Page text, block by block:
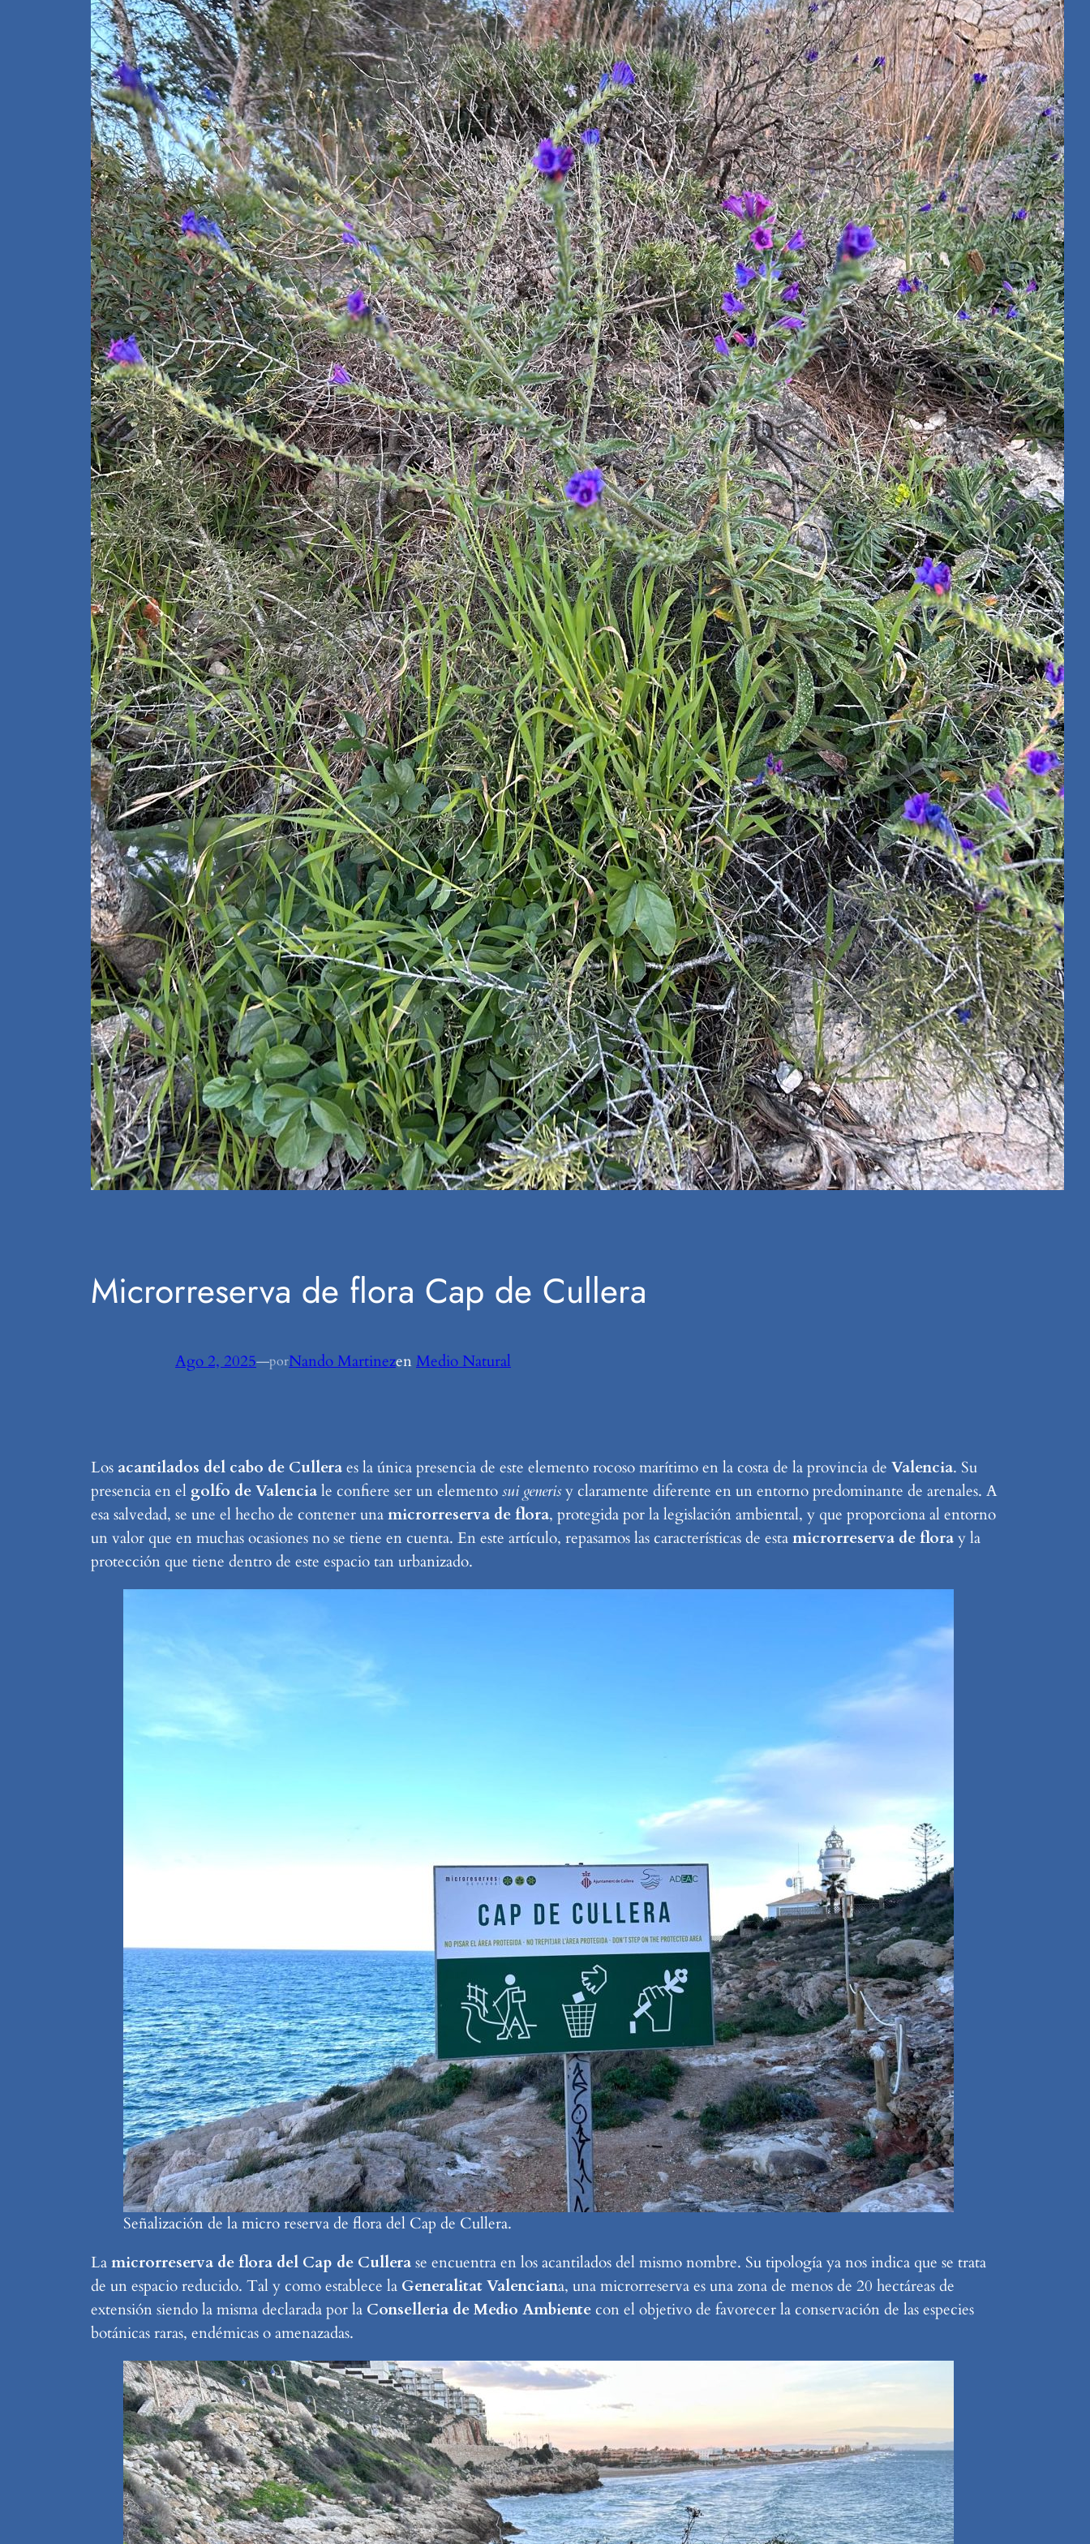
Microrreserva de flora Cap de Cullera
Ago 2, 2025—porNando MartinezenMedio Natural
Los acantilados del cabo de Culleraes la única presencia de este elemento rocoso marítimo en la costa de la provincia de Valencia. Su
presencia en el golfo de Valenciale confiere ser un elementosui generisy claramente diferente en un entorno predominante de arenales. A
esa salvedad, se une el hecho de contener unamicrorreserva de flora, protegida por la legislación ambiental, y que proporciona al entorno
un valor que en muchas ocasiones no se tiene en cuenta. En este artículo, repasamos las características de estamicrorreserva de floray la
protección que tiene dentro de este espacio tan urbanizado.
Señalización de la micro reserva de flora del Cap de Cullera.
Lamicrorreserva de flora del Cap de Cullerase encuentra en los acantilados del mismo nombre. Su tipología ya nos indica que se trata
de un espacio reducido. Tal y como establece la Generalitat Valenciana, una microrreserva es una zona de menos de 20 hectáreas de
extensión siendo la misma declarada por la Conselleria de Medio Ambientecon el objetivo de favorecer la conservación de las especies
botánicas raras, endémicas o amenazadas.